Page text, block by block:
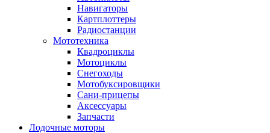
Навигаторы
Картплоттеры
Радиостанции
Мототехника
Квадроциклы
Мотоциклы
Снегоходы
Мотобуксировщики
Сани-прицепы
Аксессуары
Запчасти
Лодочные моторы